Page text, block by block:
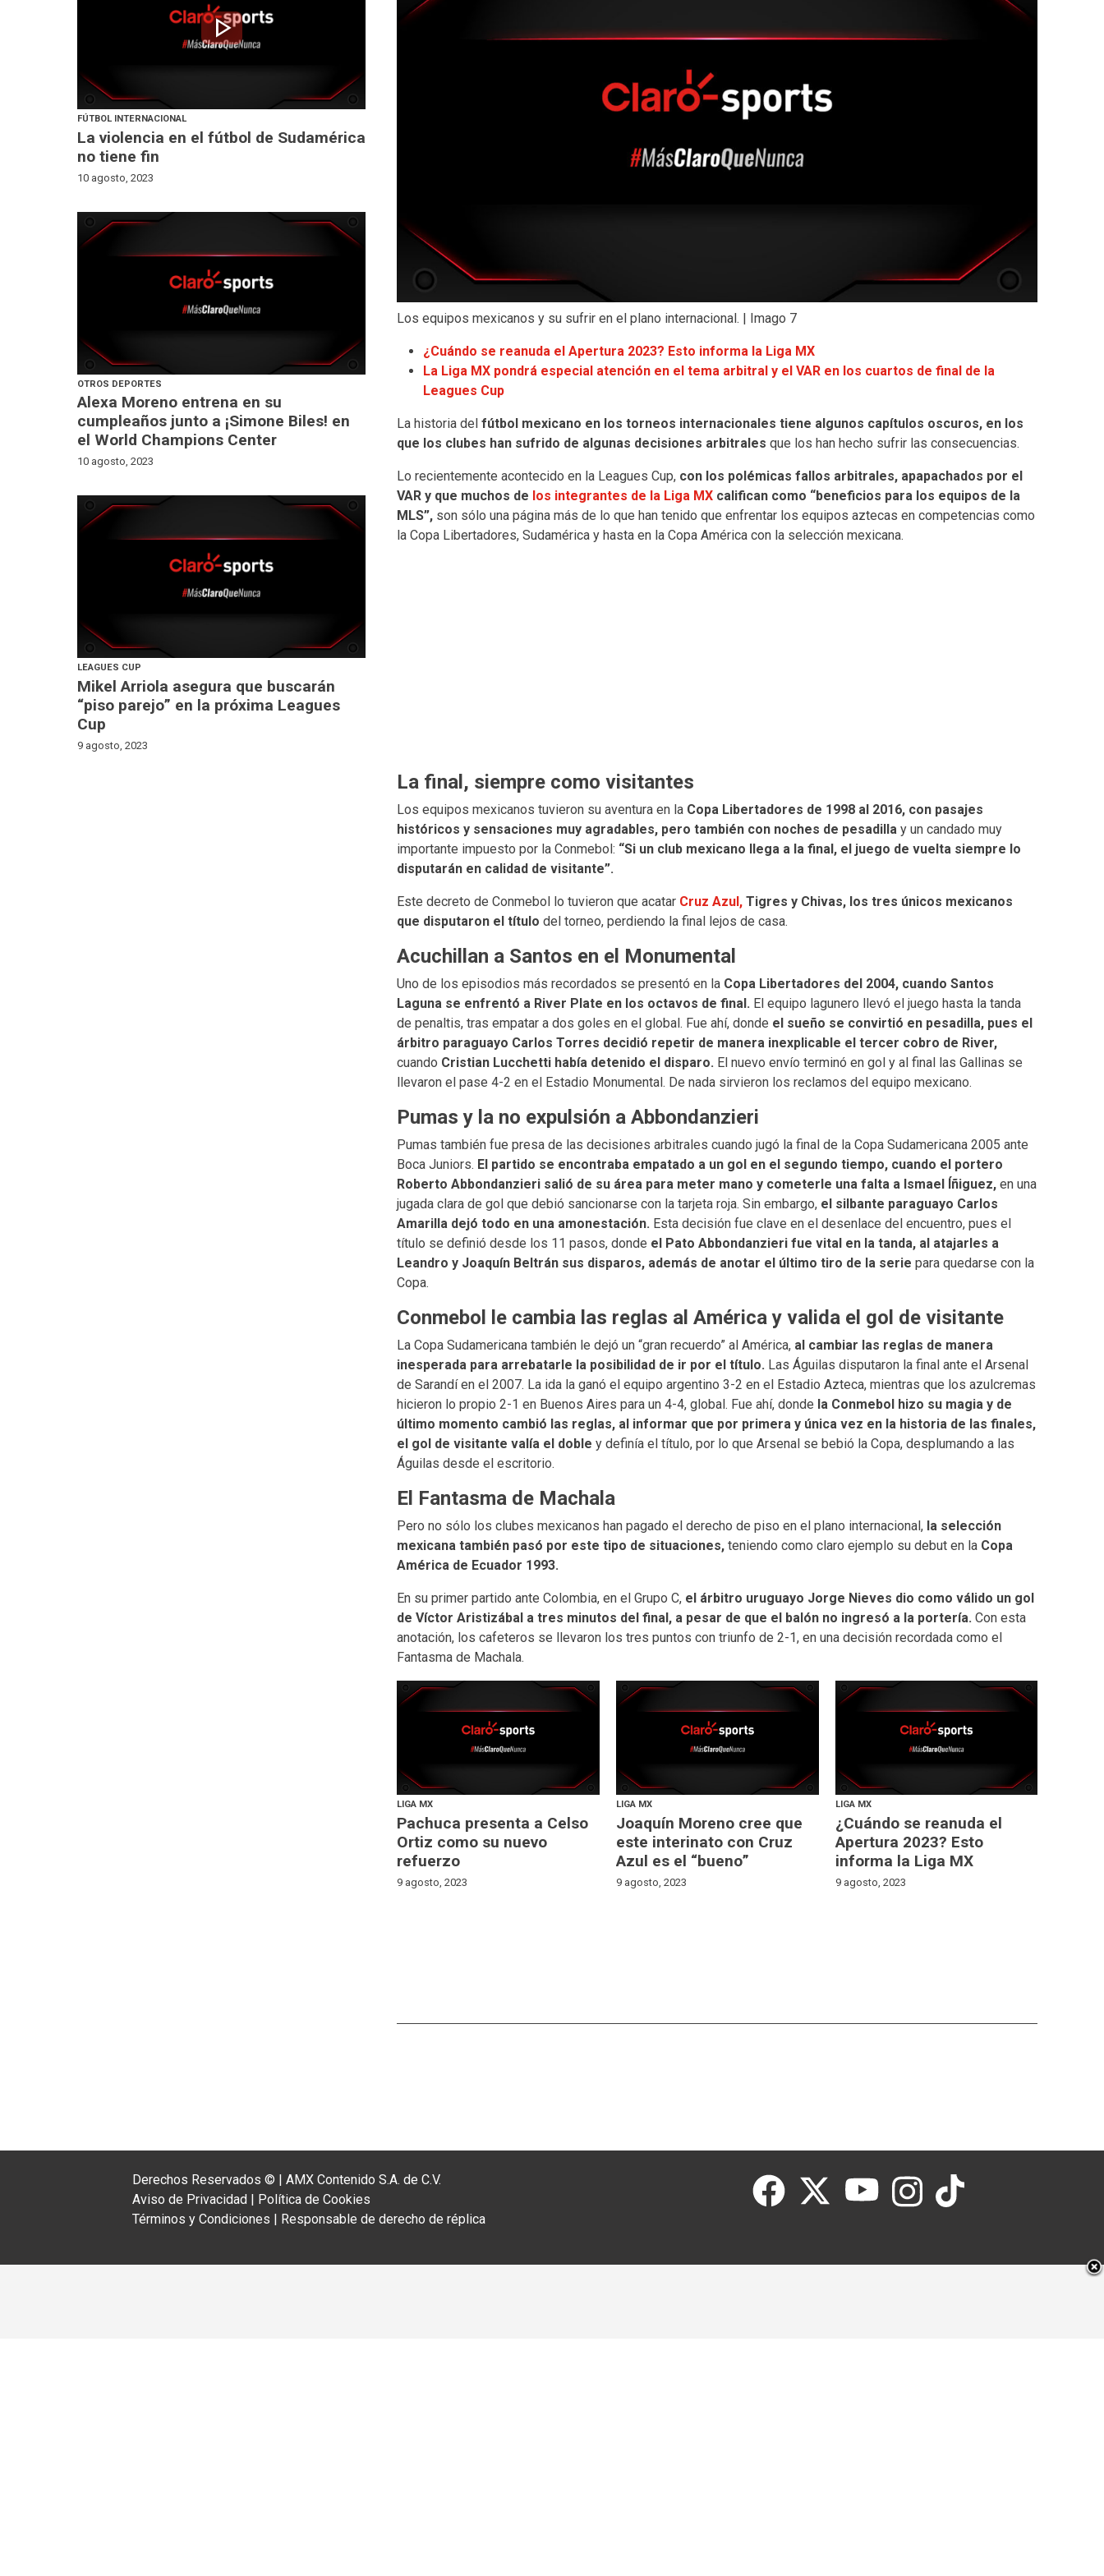
play_arrow
FÚTBOL INTERNACIONAL
La violencia en el fútbol de Sudamérica
no tiene fin
10 agosto, 2023
OTROS DEPORTES
Alexa Moreno entrena en su
cumpleaños junto a ¡Simone Biles! en
el World Champions Center
10 agosto, 2023
LEAGUES CUP
Mikel Arriola asegura que buscarán
“piso parejo” en la próxima Leagues
Cup
9 agosto, 2023
Los equipos mexicanos y su sufrir en el plano internacional. | Imago 7
¿Cuándo se reanuda el Apertura 2023? Esto informa la Liga MX
La Liga MX pondrá especial atención en el tema arbitral y el VAR en los cuartos de final de la
Leagues Cup
La historia del fútbol mexicano en los torneos internacionales tiene algunos capítulos oscuros, en los
que los clubes han sufrido de algunas decisiones arbitrales que los han hecho sufrir las consecuencias.
Lo recientemente acontecido en la Leagues Cup, con los polémicas fallos arbitrales, apapachados por el
VAR y que muchos de los integrantes de la Liga MXcalifican como “beneficios para los equipos de la
MLS”,son sólo una página más de lo que han tenido que enfrentar los equipos aztecas en competencias como
la Copa Libertadores, Sudamérica y hasta en la Copa América con la selección mexicana.
La final, siempre como visitantes
Los equipos mexicanos tuvieron su aventura en la Copa Libertadores de 1998 al 2016, con pasajes
históricos y sensaciones muy agradables, pero también con noches de pesadillay un candado muy
importante impuesto por la Conmebol: “Si un club mexicano llega a la final, el juego de vuelta siempre lo
disputarán en calidad de visitante”.
Este decreto de Conmebol lo tuvieron que acatar Cruz Azul,Tigres y Chivas, los tres únicos mexicanos
que disputaron el título del torneo, perdiendo la final lejos de casa.
Acuchillan a Santos en el Monumental
Uno de los episodios más recordados se presentó en la Copa Libertadores del 2004, cuando Santos
Laguna se enfrentó a River Plate en los octavos de final. El equipo lagunero llevó el juego hasta la tanda
de penaltis, tras empatar a dos goles en el global. Fue ahí, donde el sueño se convirtió en pesadilla, pues el
árbitro paraguayo Carlos Torres decidió repetir de manera inexplicable el tercer cobro de River,
cuando Cristian Lucchetti había detenido el disparo. El nuevo envío terminó en gol y al final las Gallinas se
llevaron el pase 4-2 en el Estadio Monumental. De nada sirvieron los reclamos del equipo mexicano.
Pumas y la no expulsión a Abbondanzieri
Pumas también fue presa de las decisiones arbitrales cuando jugó la final de la Copa Sudamericana 2005 ante
Boca Juniors. El partido se encontraba empatado a un gol en el segundo tiempo, cuando el portero
Roberto Abbondanzieri salió de su área para meter mano y cometerle una falta a Ismael Íñiguez,en una
jugada clara de gol que debió sancionarse con la tarjeta roja. Sin embargo, el silbante paraguayo Carlos
Amarilla dejó todo en una amonestación. Esta decisión fue clave en el desenlace del encuentro, pues el
título se definió desde los 11 pasos, donde el Pato Abbondanzieri fue vital en la tanda, al atajarles a
Leandro y Joaquín Beltrán sus disparos, además de anotar el último tiro de la serie para quedarse con la
Copa.
Conmebol le cambia las reglas al América y valida el gol de visitante
La Copa Sudamericana también le dejó un “gran recuerdo” al América, al cambiar las reglas de manera
inesperada para arrebatarle la posibilidad de ir por el título. Las Águilas disputaron la final ante el Arsenal
de Sarandí en el 2007. La ida la ganó el equipo argentino 3-2 en el Estadio Azteca, mientras que los azulcremas
hicieron lo propio 2-1 en Buenos Aires para un 4-4, global. Fue ahí, donde la Conmebol hizo su magia y de
último momento cambió las reglas, al informar que por primera y única vez en la historia de las finales,
el gol de visitante valía el doble y definía el título, por lo que Arsenal se bebió la Copa, desplumando a las
Águilas desde el escritorio.
El Fantasma de Machala
Pero no sólo los clubes mexicanos han pagado el derecho de piso en el plano internacional, la selección
mexicana también pasó por este tipo de situaciones,teniendo como claro ejemplo su debut en la Copa
América de Ecuador 1993.
En su primer partido ante Colombia, en el Grupo C, el árbitro uruguayo Jorge Nieves dio como válido un gol
de Víctor Aristizábal a tres minutos del final, a pesar de que el balón no ingresó a la portería. Con esta
anotación, los cafeteros se llevaron los tres puntos con triunfo de 2-1, en una decisión recordada como el
Fantasma de Machala.
LIGA MX
Pachuca presenta a Celso
Ortiz como su nuevo
refuerzo
9 agosto, 2023
LIGA MX
Joaquín Moreno cree que
este interinato con Cruz
Azul es el “bueno”
9 agosto, 2023
LIGA MX
¿Cuándo se reanuda el
Apertura 2023? Esto
informa la Liga MX
9 agosto, 2023
Derechos Reservados © | AMX Contenido S.A. de C.V.
Aviso de Privacidad| Política de Cookies
Términos y Condiciones | Responsable de derecho de réplica